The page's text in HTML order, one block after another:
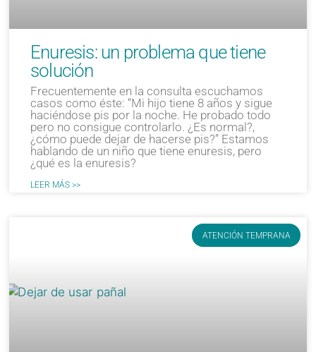
Enuresis: un problema que tiene
solución
Frecuentemente en la consulta escuchamos
casos como éste: “Mi hijo tiene 8 años y sigue
haciéndose pis por la noche. He probado todo
pero no consigue controlarlo. ¿Es normal?,
¿cómo puede dejar de hacerse pis?” Estamos
hablando de un niño que tiene enuresis, pero
¿qué es la enuresis?
LEER MÁS >>
ATENCIÓN TEMPRANA